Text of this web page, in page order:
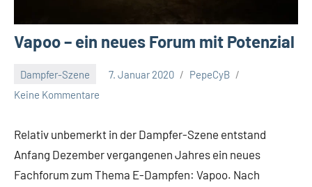
Vapoo – ein neues Forum mit Potenzial
Dampfer-Szene 7. Januar 2020
PepeCyB
Keine Kommentare
Relativ unbemerkt in der Dampfer-Szene entstand
Anfang Dezember vergangenen Jahres ein neues
Fachforum zum Thema E-Dampfen: Vapoo. Nach